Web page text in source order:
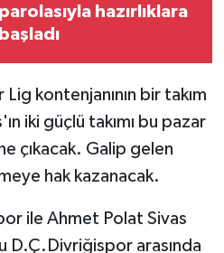
parolasıyla hazırlıklara
başladı
kontenjanının bir takım
iki güçlü takımı bu pazar
çıkacak. Galip gelen
hak kazanacak.
ile Ahmet Polat Sivas
D.Ç.Divriğispor arasında